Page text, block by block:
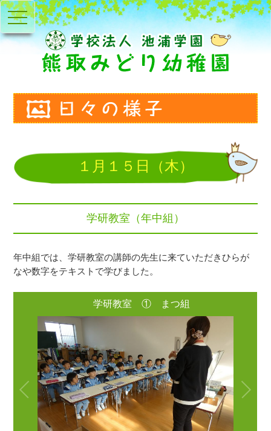
toggle
navigation
１月１５日（木）
学研教室（年中組）
年中組では、学研教室の講師の先生に来ていただきひらが
なや数字をテキストで学びました。
学研教室 ① まつ組